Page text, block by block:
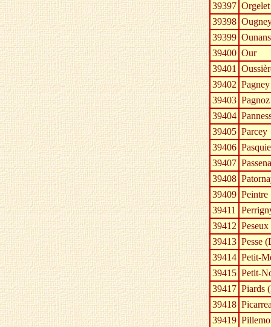
39397 Orgelet
39398
39399 Ounans
39400 Our
39401
39402 Pagney
39403 Pagnoz
39404
39405 Parcey
39406
39407
39408
39409 Peintre
39411
39412 Peseux
39413 Pesse
39414 Petit-
39415 Petit-
39417 Piards
39418
39419